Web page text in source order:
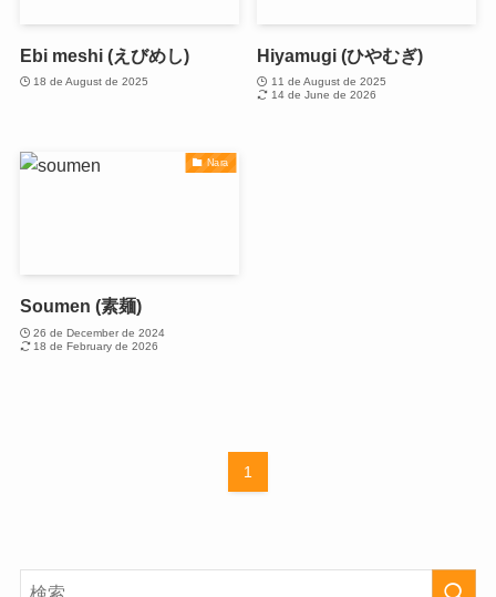
Ebi meshi (えびめし)
18 de August de 2025
Hiyamugi (ひやむぎ)
11 de August de 2025
14 de June de 2026
Nara
Soumen (素麺)
26 de December de 2024
18 de February de 2026
1